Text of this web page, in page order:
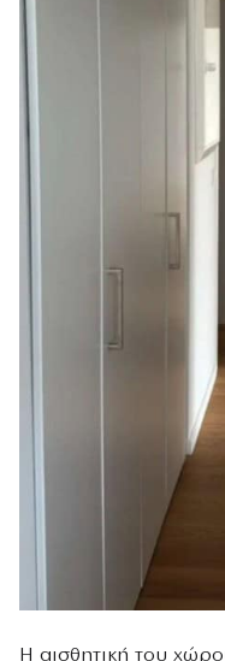
Η αισθητική του